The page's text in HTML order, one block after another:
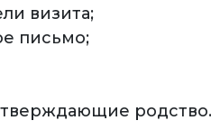
визита;
письмо;
родство.